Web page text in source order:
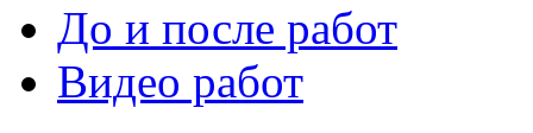
До и после работ
Видео работ